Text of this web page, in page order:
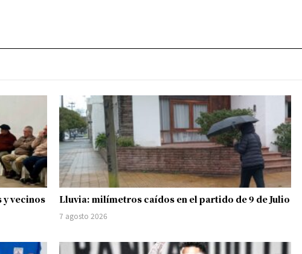
y vecinos Lluvia: milímetros caídos en el partido de 9 de Julio
7 agosto 2026